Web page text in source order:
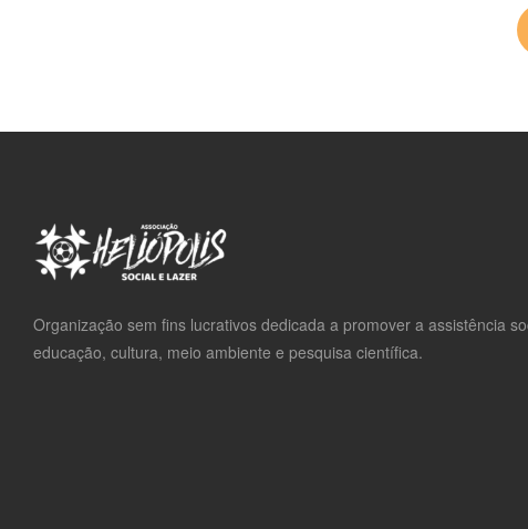
Organização sem fins lucrativos dedicada a promover a assistência
educação, cultura, meio ambiente e pesquisa científica.